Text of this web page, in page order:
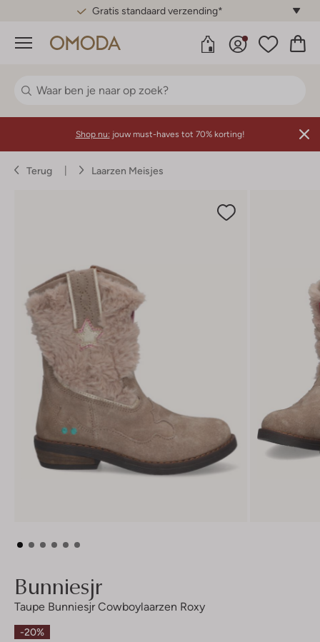
Gratis standaard verzending*
Menu
Shop nu: jouw must-haves tot 70% korting!
Terug Laarzen Meisjes
Bunniesjr
Taupe Bunniesjr Cowboylaarzen Roxy
-20%